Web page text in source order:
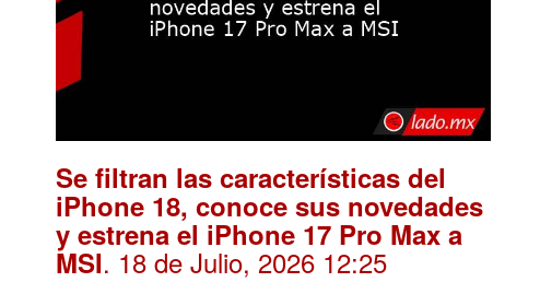
Se filtran las características del
iPhone 18, conoce sus novedades
y estrena el iPhone 17 Pro Max a
MSI. 18 de Julio, 2026 12:25